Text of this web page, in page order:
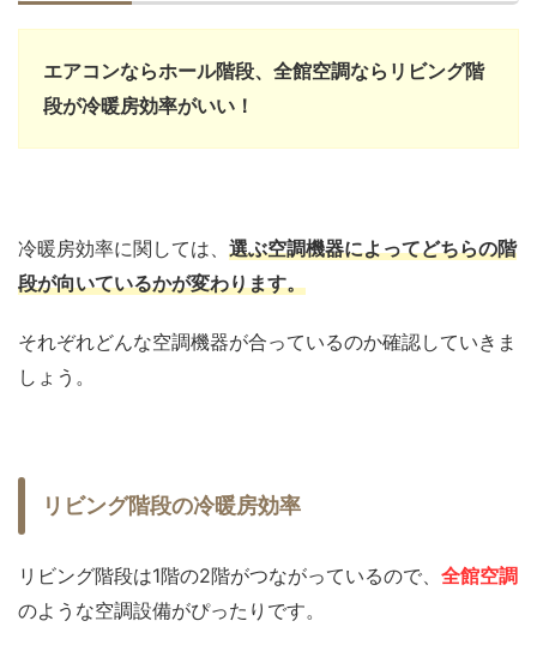
エアコンならホール階段、全館空調ならリビング階
段が冷暖房効率がいい！
冷暖房効率に関しては、 選ぶ空調機器によってどちらの階
段が向いているかが変わります。
それぞれどんな空調機器が合っているのか確認していきま
しょう。
リビング階段の冷暖房効率
リビング階段は1階の2階がつながっているので、 全館空調
のような空調設備がぴったりです。